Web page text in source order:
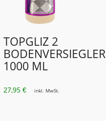
TOPGLIZ 2
BODENVERSIEGLER
1000 ML
27,95€ inkl. MwSt.